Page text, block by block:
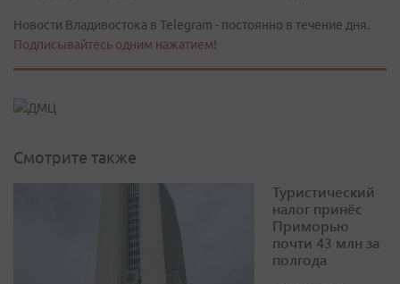
Новости Владивостока в Telegram - постоянно в течение дня.
Подписывайтесь одним нажатием!
Смотрите также
Туристический
налог принёс
Приморью
почти 43 млн за
полгода